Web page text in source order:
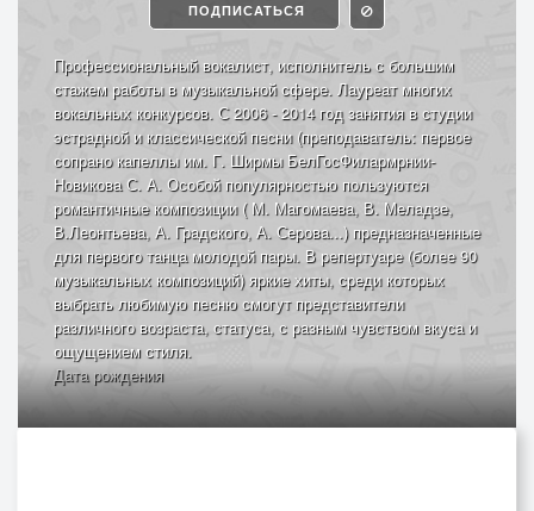
ПОДПИСАТЬСЯ
Профессиональный вокалист, исполнитель с большим
стажем работы в музыкальной сфере. Лауреат многих
вокальных конкурсов. С 2006 - 2014 год занятия в студии
эстрадной и классической песни (преподаватель: первое
сопрано капеллы им. Г. Ширмы БелГосФилармрнии-
Новикова С. А. Особой популярностью пользуются
романтичные композиции ( М. Магомаева, В. Меладзе,
В.Леонтьева, А. Градского, А. Серова...) предназначенные
для первого танца молодой пары. В репертуаре (более 90
музыкальных композиций) яркие хиты, среди которых
выбрать любимую песню смогут представители
различного возраста, статуса, с разным чувством вкуса и
ощущением стиля.
Дата рождения